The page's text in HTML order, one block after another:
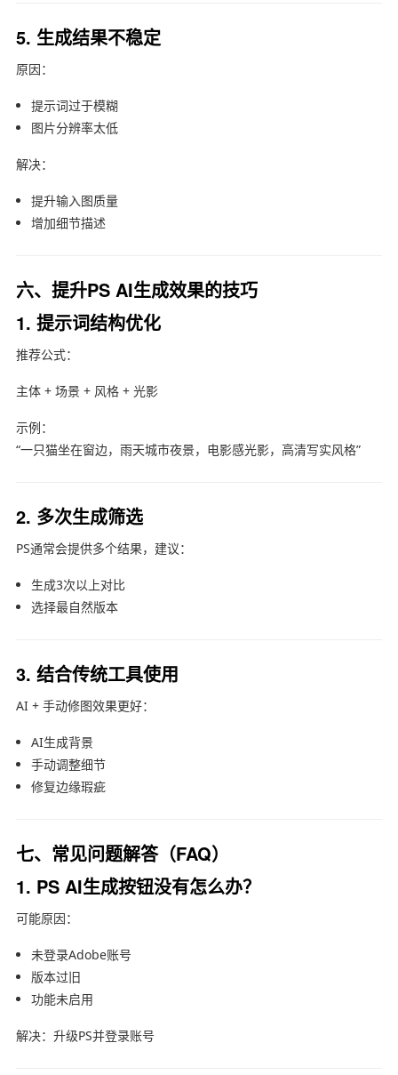
5. 生成结果不稳定
原因：
提示词过于模糊
图片分辨率太低
解决：
提升输入图质量
增加细节描述
六、提升PS AI生成效果的技巧
1. 提示词结构优化
推荐公式：
主体 + 场景 + 风格 + 光影
示例：
“一只猫坐在窗边，雨天城市夜景，电影感光影，高清写实风格”
2. 多次生成筛选
PS通常会提供多个结果，建议：
生成3次以上对比
选择最自然版本
3. 结合传统工具使用
AI + 手动修图效果更好：
AI生成背景
手动调整细节
修复边缘瑕疵
七、常见问题解答（FAQ）
1. PS AI生成按钮没有怎么办？
可能原因：
未登录Adobe账号
版本过旧
功能未启用
解决：升级PS并登录账号